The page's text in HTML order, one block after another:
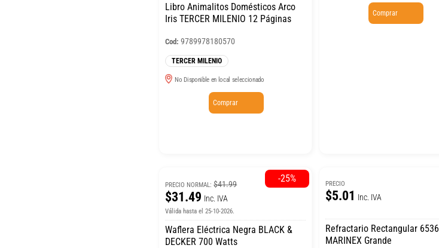
Libro Animalitos Domésticos Arco
Iris TERCER MILENIO 12 Páginas
Cod: 9789978180570
TERCER MILENIO
No Disponible en local seleccionado
Comprar
Comprar
PRECIO NORMAL:$41.99
$31.49 Inc. IVA
Válida hasta el 25-10-2026.
Waflera Eléctrica Negra BLACK &
DECKER 700 Watts
-25% PRECIO
$5.01 Inc. IVA
Refractario Rectangular 6536
MARINEX Grande